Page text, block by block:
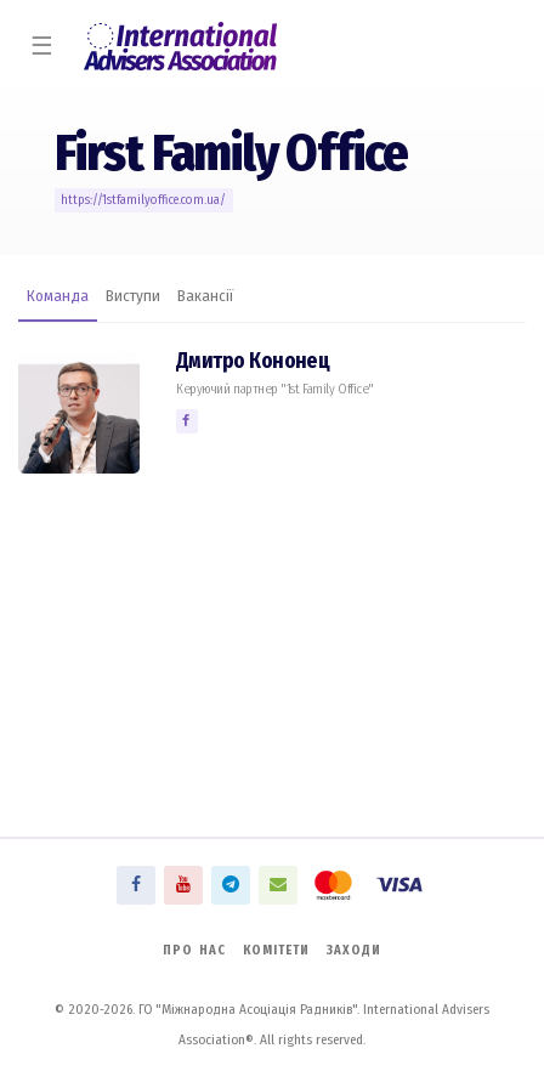
☰
First Family Office
https://1stfamilyoffice.com.ua/
Команда Виступи Вакансії
Дмитро Кононец
Керуючий партнер "1st Family Office"
ПРО НАС КОМІТЕТИ ЗАХОДИ
© 2020-2026. ГО "Міжнародна Асоціація Радників". International Advisers
Association®. All rights reserved.